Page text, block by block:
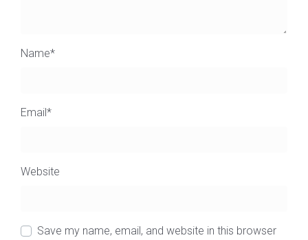
Name*
Email*
Website
Save my name, email, and website in this browser